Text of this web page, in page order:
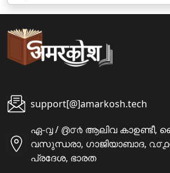
support[@]amarkosh.tech
ഏ-൮ / ൫൦൪ ആലിവ കാഉണ്ടീ,
വസുന്ധരാ, ഗാജിയാബാദ,
പ്രദേശ, ഭാരത